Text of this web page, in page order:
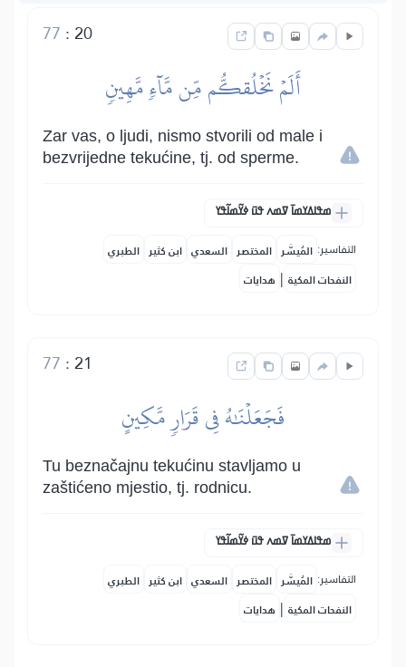
20
:
77
أَلَمۡ نَخۡلُقكُّم مِّن مَّآءٖ مَّهِينٖ
Zar vas, o ljudi, nismo stvorili od male i
bezvrijedne tekućine, tj. od sperme.
ߘߟߊߡߌߘߊ߫ ߜߘߍ ߟߎ߫ ߦߌ߬ߘߊ߬ߟߌ
التفاسير: المُيسَّر المختصر السعدي ابن كثير الطبري
النفحات المكية | هدايات
21
:
77
فَجَعَلۡنَٰهُ فِي قَرَارٖ مَّكِينٍ
Tu beznačajnu tekućinu stavljamo u
zaštićeno mjestio, tj. rodnicu.
ߘߟߊߡߌߘߊ߫ ߜߘߍ ߟߎ߫ ߦߌ߬ߘߊ߬ߟߌ
التفاسير: المُيسَّر المختصر السعدي ابن كثير الطبري
النفحات المكية | هدايات